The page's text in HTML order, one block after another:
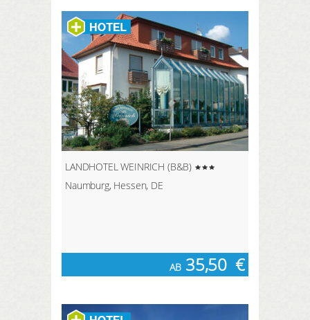
LANDHOTEL WEINRICH (B&B)
Naumburg, Hessen, DE
AB 35,50 €